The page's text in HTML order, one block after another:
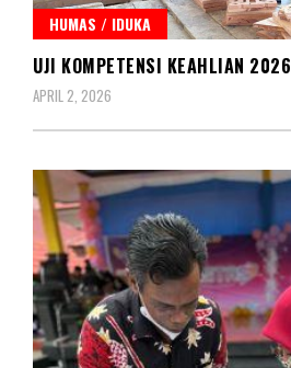
HUMAS / IDUKA
UJI KOMPETENSI KEAHLIAN 2026
APRIL 2, 2026